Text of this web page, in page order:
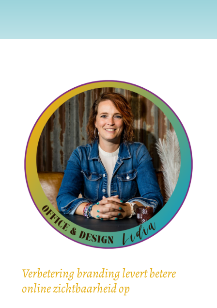
Verbetering branding levert betere
online zichtbaarheid op